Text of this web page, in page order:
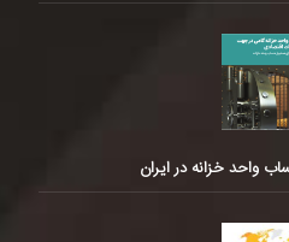
واحد خزانه در ایران